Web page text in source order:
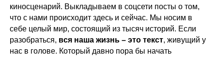
киносценарий. Выкладываем в соцсети посты о том,
что с нами происходит здесь и сейчас. Мы носим в
себе целый мир, состоящий из тысяч историй. Если
разобраться, вся наша жизнь – это текст, живущий у
нас в голове. Который давно пора бы начать